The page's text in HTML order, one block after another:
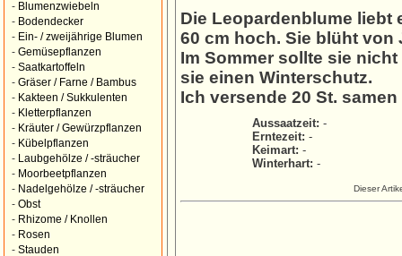
- Blumenzwiebeln
- Bodendecker
- Ein- / zweijährige Blumen
- Gemüsepflanzen
- Saatkartoffeln
- Gräser / Farne / Bambus
- Kakteen / Sukkulenten
- Kletterpflanzen
- Kräuter / Gewürzpflanzen
- Kübelpflanzen
-
Laubgehölze / -sträucher
- Moorbeetpflanzen
- Nadelgehölze / -sträucher
- Obst
- Rhizome / Knollen
- Rosen
- Stauden
Die Leopardenblume liebt
60 cm hoch. Sie blüht von
Im Sommer sollte sie
sie einen Winterschutz.
Ich versende 20 St.
Aussaatzeit: -
Erntezeit: -
Keimart: -
Winterhart: -
Dieser